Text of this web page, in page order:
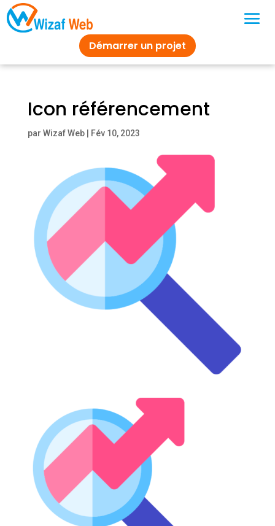
Démarrer un projet
Icon référencement
par Wizaf Web| Fév 10, 2023